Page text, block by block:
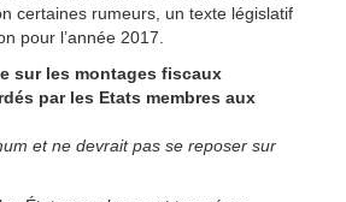
certaines rumeurs, un texte législatif
pour l’année 2017.
sur les montages fiscaux
par les Etats membres aux
et ne devrait pas se reposer sur